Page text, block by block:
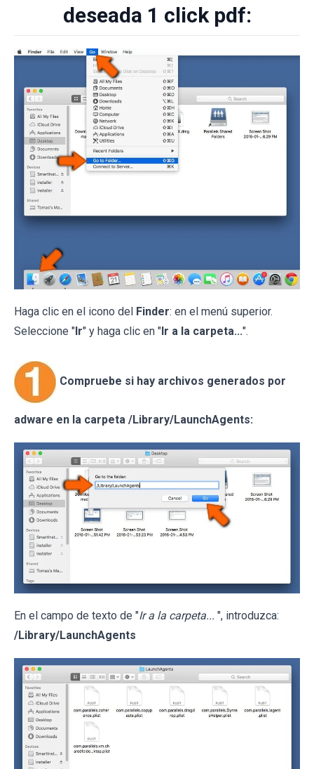
deseada 1 click pdf:
Haga clic en el icono del Finder: en el menú superior.
Seleccione "Ir" y haga clic en "Ir a la carpeta...".
Compruebe si hay archivos generados por
adware en la carpeta /Library/LaunchAgents:
En el campo de texto de "Ir a la carpeta... ", introduzca:
/Library/LaunchAgents